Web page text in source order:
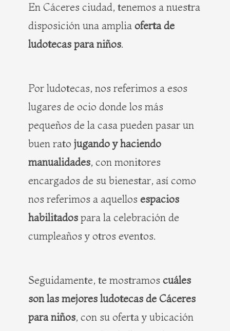
En Cáceres ciudad, tenemos a nuestra
disposición una amplia oferta de
ludotecas para niños.
Por ludotecas, nos referimos a esos
lugares de ocio donde los más
pequeños de la casa pueden pasar un
buen rato jugando y haciendo
manualidades, con monitores
encargados de su bienestar, así como
nos referimos a aquellos espacios
habilitados para la celebración de
cumpleaños y otros eventos.
Seguidamente, te mostramos cuáles
son las mejores ludotecas de Cáceres
para niños, con su oferta y ubicación